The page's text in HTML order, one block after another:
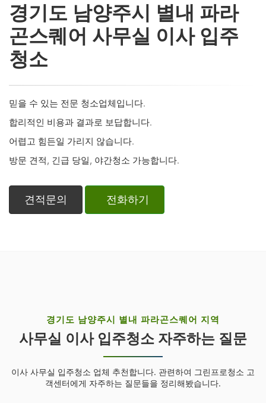
경기도 남양주시 별내 파라
곤스퀘어 사무실 이사 입주
청소
믿을 수 있는 전문 청소업체입니다.
합리적인 비용과 결과로 보답합니다.
어렵고 힘든일 가리지 않습니다.
방문 견적, 긴급 당일, 야간청소 가능합니다.
견적문의 전화하기
경기도 남양주시 별내 파라곤스퀘어 지역
사무실 이사 입주청소 자주하는 질문
이사 사무실 입주청소 업체 추천합니다. 관련하여 그린프로청소 고
객센터에게 자주하는 질문들을 정리해봤습니다.